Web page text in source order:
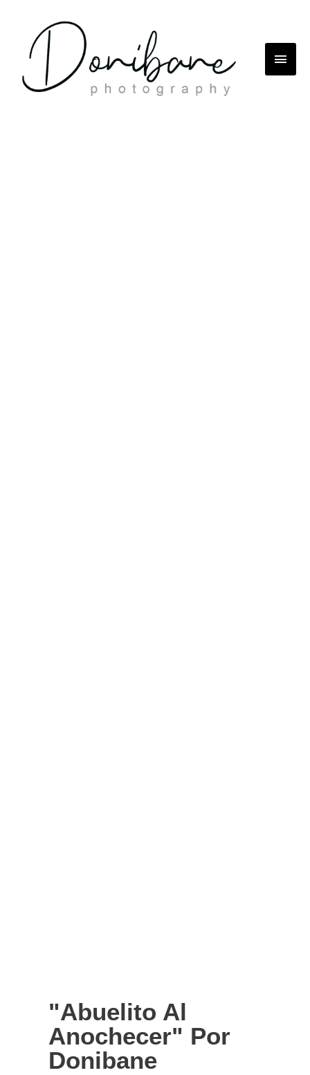
"Abuelito Al
Anochecer" Por
Donibane